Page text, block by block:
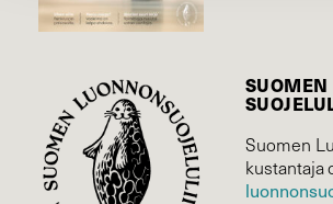
Suomen
kustantaja